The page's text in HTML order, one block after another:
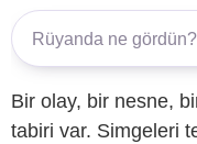
Bir olay, bir nesne,
tabiri var. Simgeleri